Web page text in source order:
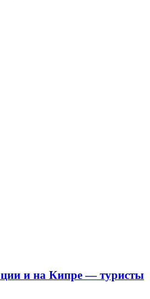
и на Кипре — туристы